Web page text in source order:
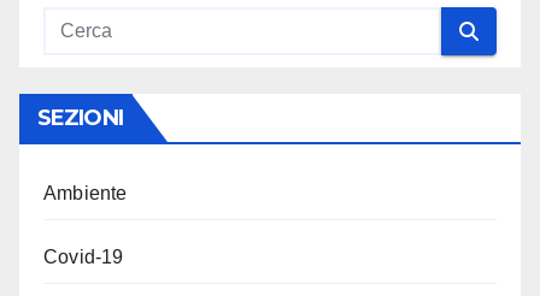
SEZIONI
Ambiente
Covid-19